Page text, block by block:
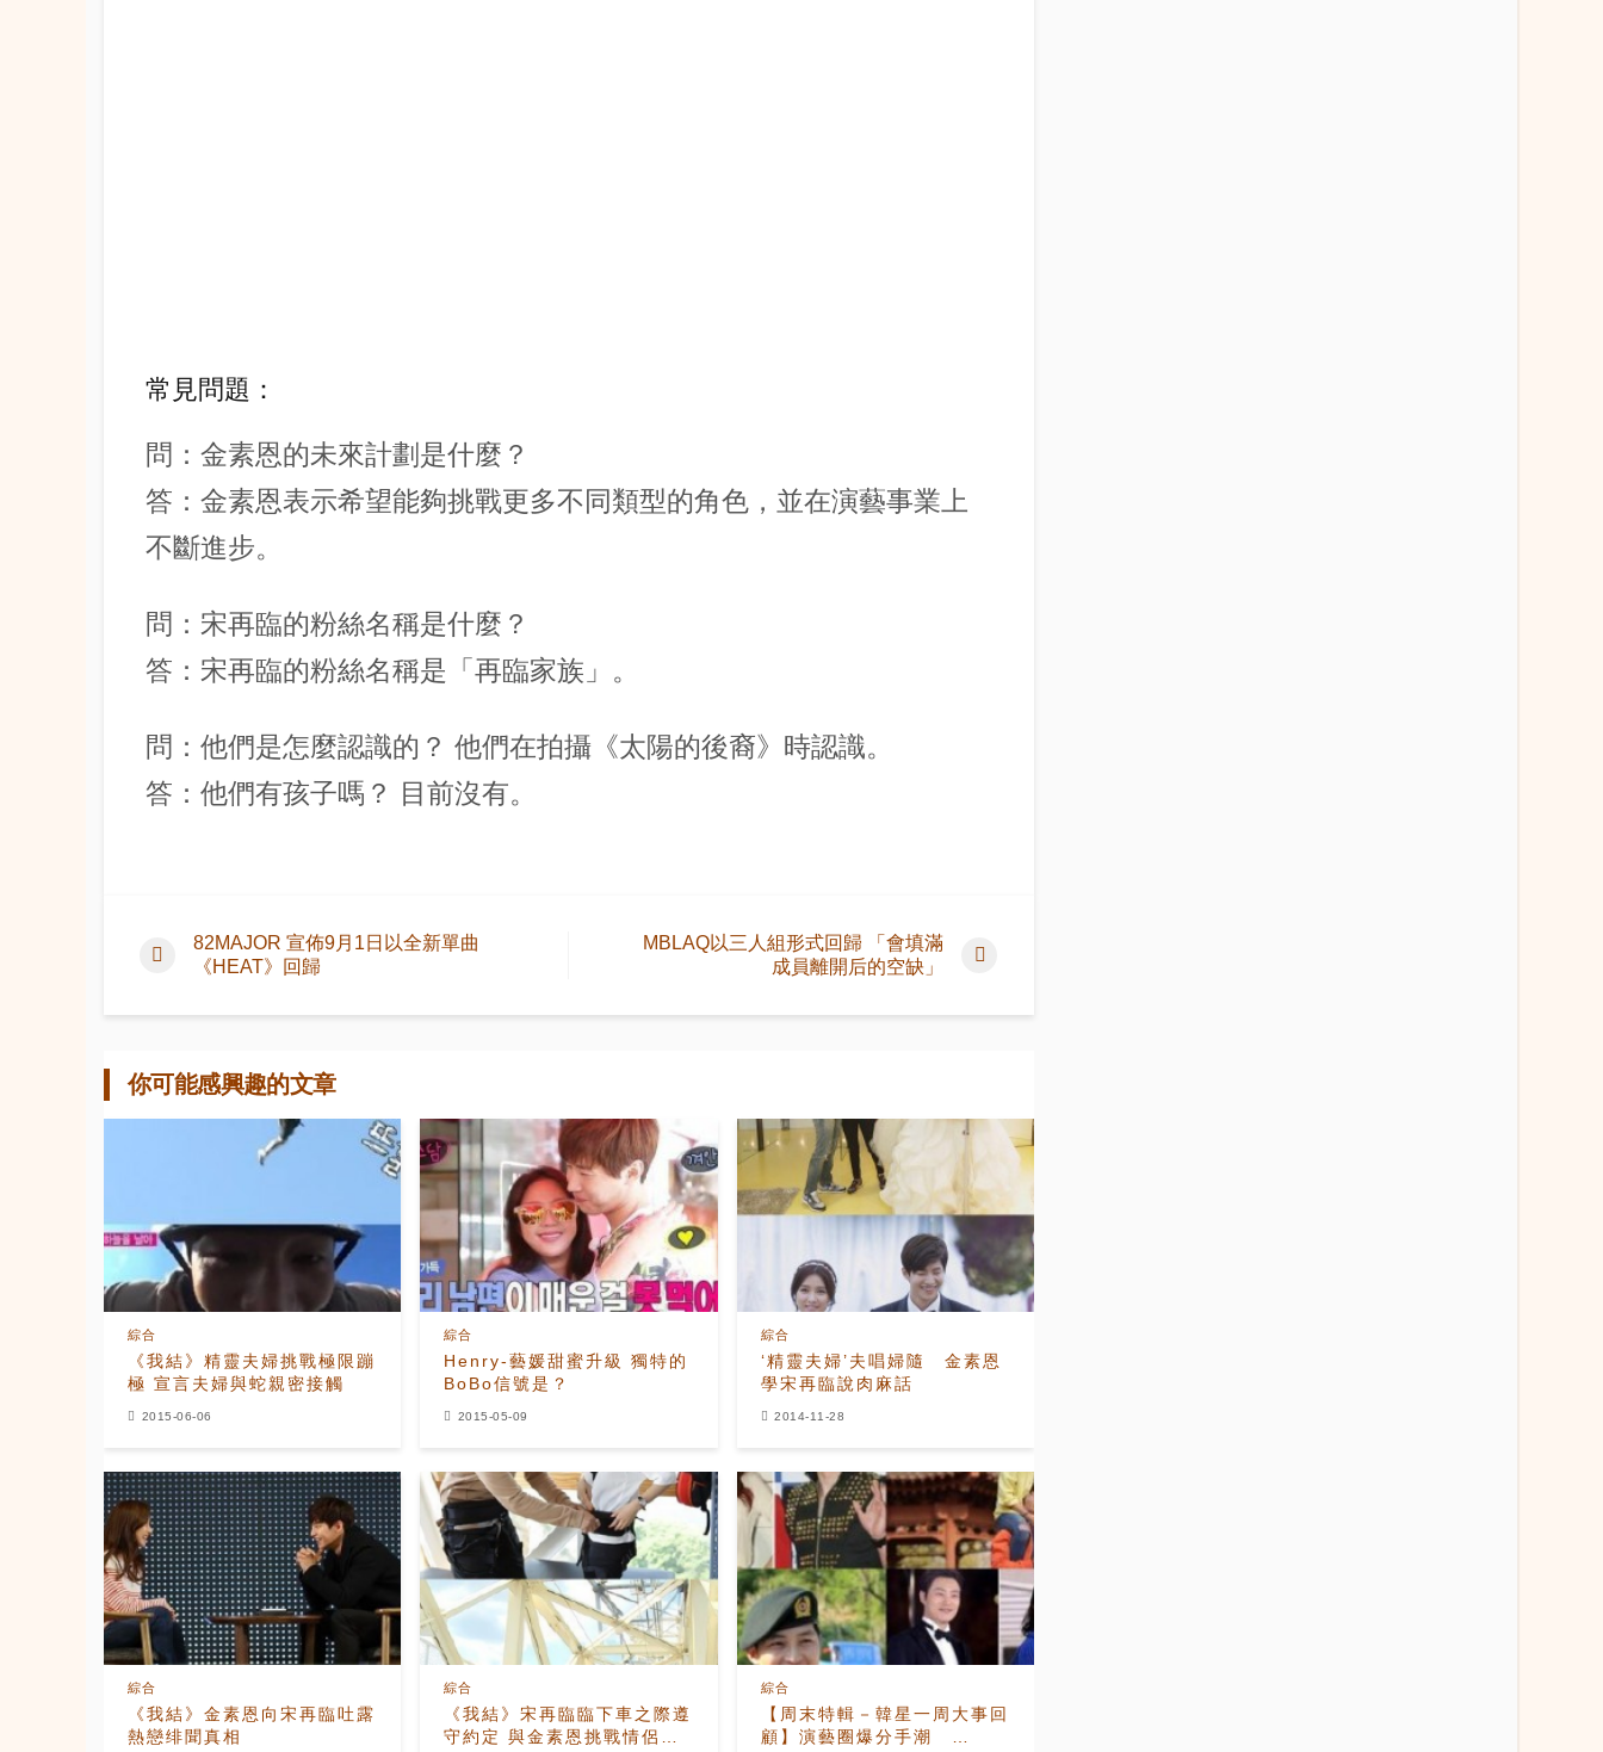
常見問題：
問：金素恩的未來計劃是什麼？
答：金素恩表示希望能夠挑戰更多不同類型的角色，並在演藝事業上
不斷進步。
問：宋再臨的粉絲名稱是什麼？
答：宋再臨的粉絲名稱是「再臨家族」。
問：他們是怎麼認識的？ 他們在拍攝《太陽的後裔》時認識。
答：他們有孩子嗎？ 目前沒有。
82MAJOR 宣佈9月1日以全新單曲
《HEAT》回歸
MBLAQ以三人組形式回歸 「會填滿
成員離開后的空缺」
你可能感興趣的文章
《我結》精靈夫婦挑戰極限蹦
極 宣言夫婦與蛇親密接觸
綜合
2015-06-06
Henry-藝媛甜蜜升級 獨特的
BoBo信號是？
綜合
2015-05-09
‘精靈夫婦’夫唱婦隨 金素恩
學宋再臨說肉麻話
綜合
2014-11-28
《我結》金素恩向宋再臨吐露
熱戀绯聞真相
綜合
《我結》宋再臨臨下車之際遵
守約定 與金素恩挑戰情侶蹦
綜合
【周末特輯－韓星一周大事回
顧】演藝圈爆分手潮
綜合